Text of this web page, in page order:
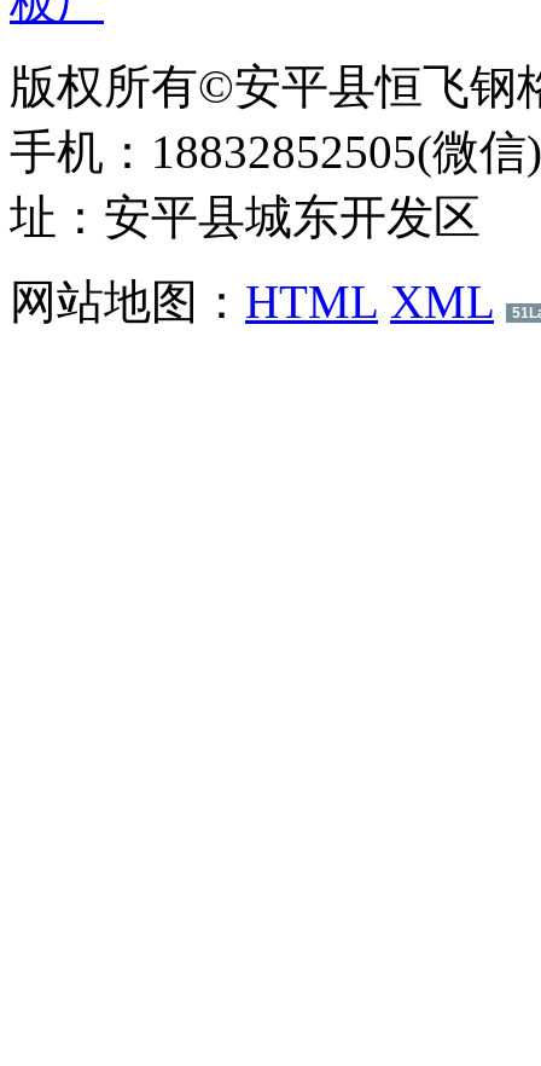
版权所有©安平县恒飞钢
手机：18832852505(微
址：安平县城东开发区
网站地图： HTML XML